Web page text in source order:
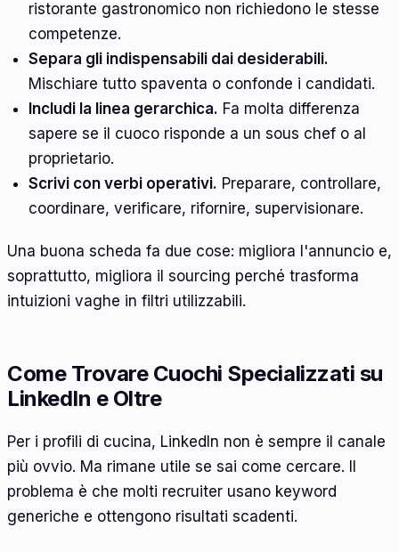
ristorante gastronomico non richiedono le stesse
competenze.
Separa gli indispensabili dai desiderabili.
Mischiare tutto spaventa o confonde i candidati.
Includi la linea gerarchica. Fa molta differenza
sapere se il cuoco risponde a un sous chef o al
proprietario.
Scrivi con verbi operativi. Preparare, controllare,
coordinare, verificare, rifornire, supervisionare.
Una buona scheda fa due cose: migliora l'annuncio e,
soprattutto, migliora il sourcing perché trasforma
intuizioni vaghe in filtri utilizzabili.
Come Trovare Cuochi Specializzati su
LinkedIn e Oltre
Per i profili di cucina, LinkedIn non è sempre il canale
più ovvio. Ma rimane utile se sai come cercare. Il
problema è che molti recruiter usano keyword
generiche e ottengono risultati scadenti.